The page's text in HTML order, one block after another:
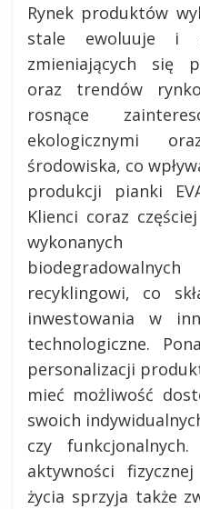
Rynek produktów
stale ewoluuje i
zmieniających się
oraz trendów
rosnące
ekologicznymi
środowiska, co
produkcji pianki
Klienci coraz
recyklingowi, co
inwestowania w
technologiczne.
personalizacji
mieć możliwość
swoich
czy
aktywności
życia sprzyja także